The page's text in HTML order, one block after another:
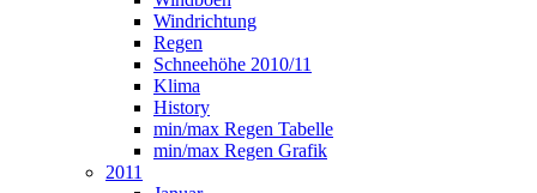
Windrichtung
Regen
Schneehöhe 2010/11
Klima
History
min/max Regen Tabelle
min/max Regen Grafik
2011